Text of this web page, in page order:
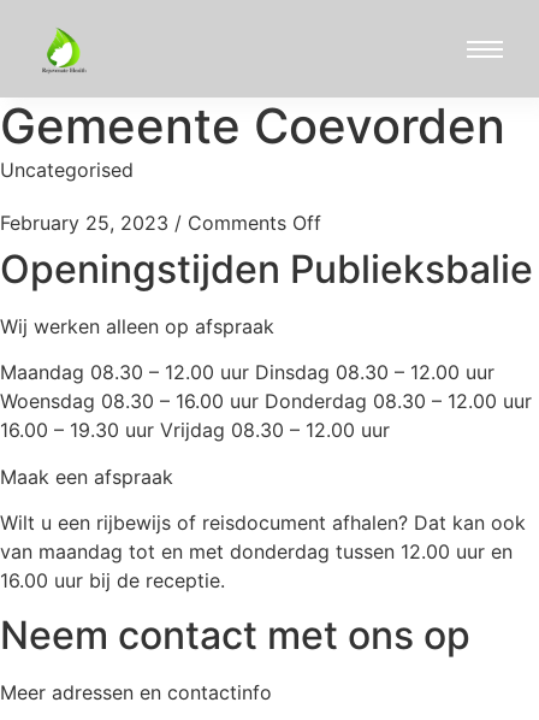
Gemeente Coevorden
Uncategorised
February 25, 2023 / Comments Off
Openingstijden Publieksbalie
Wij werken alleen op afspraak
Maandag 08.30 – 12.00 uur Dinsdag 08.30 – 12.00 uur
Woensdag 08.30 – 16.00 uur Donderdag 08.30 – 12.00 uur
16.00 – 19.30 uur Vrijdag 08.30 – 12.00 uur
Maak een afspraak
Wilt u een rijbewijs of reisdocument afhalen? Dat kan ook
van maandag tot en met donderdag tussen 12.00 uur en
16.00 uur bij de receptie.
Neem contact met ons op
Meer adressen en contactinfo